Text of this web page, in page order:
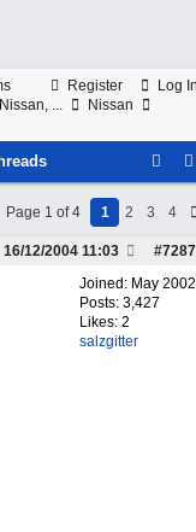
Register Log
...
Nissan
Page 1 of 4 1 2 3 4
#7287
16/12/2004 11:03
Joined: May 2002
Posts: 3,427
Likes: 2
salzgitter